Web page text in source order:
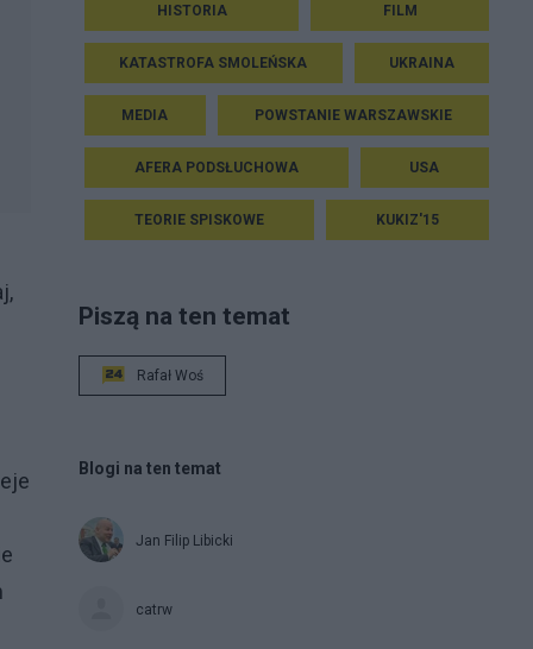
HISTORIA FILM
KATASTROFA SMOLEŃSKA UKRAINA
MEDIA POWSTANIE WARSZAWSKIE
AFERA PODSŁUCHOWA USA
TEORIE SPISKOWE KUKIZ'15
Piszą na ten temat
Rafał Woś
Blogi na ten temat
Jan Filip Libicki
catrw